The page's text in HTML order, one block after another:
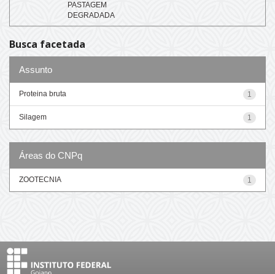
PASTAGEM
DEGRADADA
Busca facetada
Assunto
1
Proteina bruta
1
Silagem
Áreas do CNPq
1
ZOOTECNIA